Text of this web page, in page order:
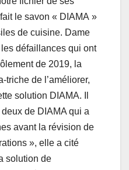
le savon « DIAMA »
de cuisine. Dame
défaillances qui ont
de 2019, la
triche de l’améliorer,
solution DIAMA. Il
de DIAMA qui a
avant la révision de
», elle a cité
solution de